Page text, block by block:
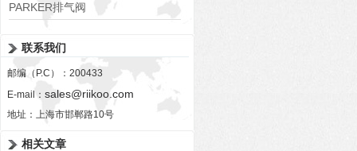
PARKER排气阀
联系我们
邮编（P.C）：200433
E-mail： sales@riikoo.com
地址：上海市邯郸路10号
相关文章